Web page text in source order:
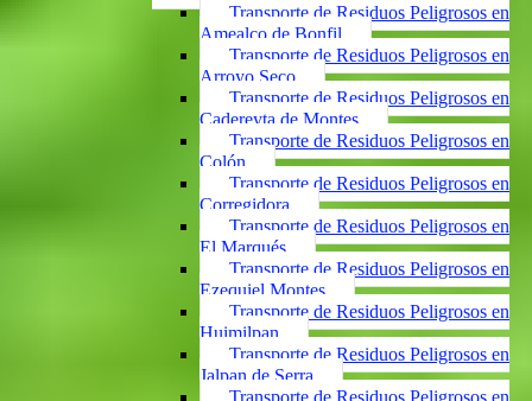
Transporte de Residuos Peligrosos en
Amealco de Bonfil
Transporte de Residuos Peligrosos en
Arroyo Seco
Transporte de Residuos Peligrosos en
Cadereyta de Montes
Transporte de Residuos Peligrosos en
Colón
Transporte de Residuos Peligrosos en
Corregidora
Transporte de Residuos Peligrosos en
El Marqués
Transporte de Residuos Peligrosos en
Ezequiel Montes
Transporte de Residuos Peligrosos en
Huimilpan
Transporte de Residuos Peligrosos en
Jalpan de Serra
Transporte de Residuos Peligrosos en